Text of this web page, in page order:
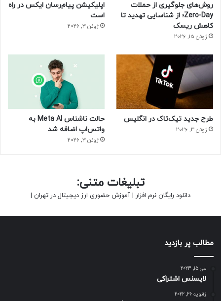
روش‌های جلوگیری از حملات
Zero-Day؛ از شناسایی تهدید تا
کاهش ریسک
ژوئن 15, 2026
اپلیکیشن پیام‌رسان ایکس در راه
است
ژوئن 3, 2026
طرح جدید تیک‌تاک در انگلیس
ژوئن 3, 2026
حالت ناشناس Meta AI به
واتس‌اپ اضافه شد
ژوئن 3, 2026
تبلیغات متنی:
دانلود رایگان نرم افزار | آموزش حضوری ارز دیجیتال در تهران |
مطالب پر بازدید
می 15, 2023
لایسنس اشتراکی
ژانویه 26, 2022